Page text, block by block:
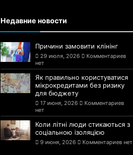
Недавние новости
Причини замовити клінінг
29 июля, 2026
Комментариев
нет
Як правильно користуватися
мікрокредитами без ризику
для бюджету
17 июня, 2026
Комментариев
нет
Коли літні люди стикаються з
соціальною ізоляцією
9 июня, 2026 Комментариев нет